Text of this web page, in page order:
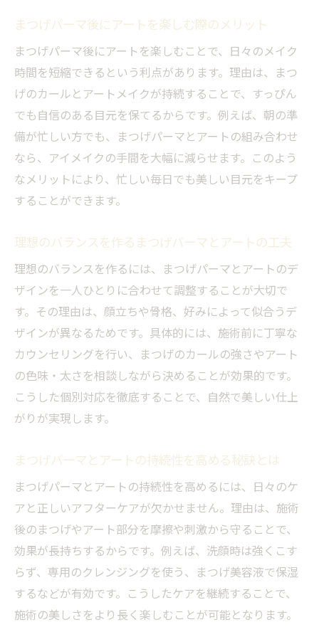
自分に合うまつげパーマを見つける方法
まつげパーマのデザイン選びで後悔しない
コツ
自分の目元タイプ別おすすめまつげパーマ
解説
まつげパーマ施術前のカウンセリング活用
法
まつげパーマ経験者の体験談から学ぶポイ
ント
堺市のまつげパーマ最新トレンドをチェッ
まつげパーマで理想の目元を叶えるための
実践法
まつげパーマ後にアートを楽しむ際のメリット
まつげパーマ後にアートを楽しむことで、日々のメイク
時間を短縮できるという利点があります。理由は、まつ
げのカールとアートメイクが持続することで、すっぴん
でも自信のある目元を保てるからです。例えば、朝の準
備が忙しい方でも、まつげパーマとアートの組み合わせ
なら、アイメイクの手間を大幅に減らせます。このよう
なメリットにより、忙しい毎日でも美しい目元をキープ
することができます。
理想のバランスを作るまつげパーマとアートの工夫
理想のバランスを作るには、まつげパーマとアートのデ
ザインを一人ひとりに合わせて調整することが大切で
す。その理由は、顔立ちや骨格、好みによって似合うデ
ザインが異なるためです。具体的には、施術前に丁寧な
カウンセリングを行い、まつげのカールの強さやアート
の色味・太さを相談しながら決めることが効果的です。
こうした個別対応を徹底することで、自然で美しい仕上
がりが実現します。
まつげパーマとアートの持続性を高める秘訣とは
まつげパーマとアートの持続性を高めるには、日々のケ
アと正しいアフターケアが欠かせません。理由は、施術
後のまつげやアート部分を摩擦や刺激から守ることで、
効果が長持ちするからです。例えば、洗顔時は強くこす
らず、専用のクレンジングを使う、まつげ美容液で保湿
するなどが有効です。こうしたケアを継続することで、
施術の美しさをより長く楽しむことが可能となります。